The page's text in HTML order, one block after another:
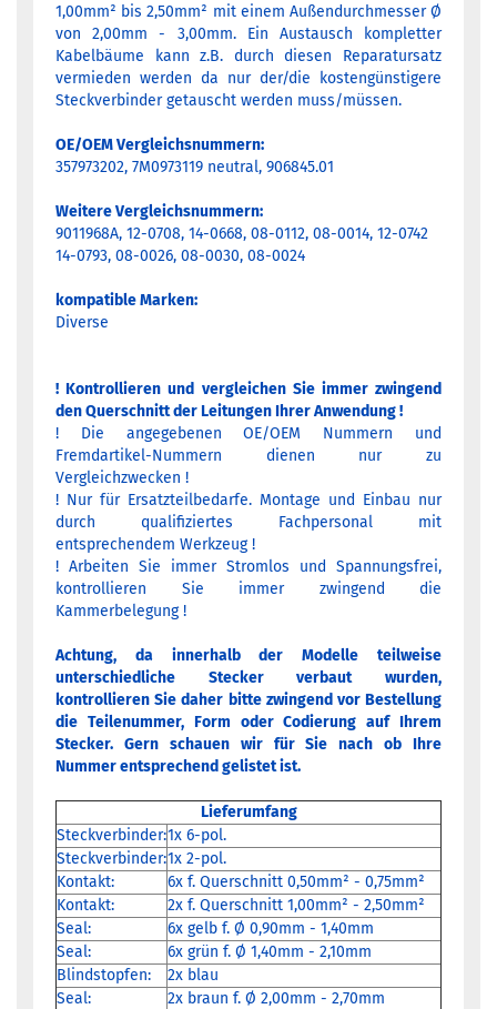
1,00mm² bis 2,50mm² mit einem Außendurchmesser Ø
von 2,00mm - 3,00mm. Ein Austausch kompletter
Kabelbäume kann z.B. durch diesen Reparatursatz
vermieden werden da nur der/die kostengünstigere
Steckverbinder getauscht werden muss/müssen.
OE/OEM Vergleichsnummern:
357973202, 7M0973119 neutral, 906845.01
Weitere Vergleichsnummern:
9011968A, 12-0708, 14-0668, 08-0112, 08-0014, 12-0742
14-0793, 08-0026, 08-0030, 08-0024
kompatible Marken:
Diverse
! Kontrollieren und vergleichen Sie immer zwingend
den Querschnitt der Leitungen Ihrer Anwendung !
! Die angegebenen OE/OEM Nummern und
Fremdartikel-Nummern dienen nur zu
Vergleichzwecken !
! Nur für Ersatzteilbedarfe. Montage und Einbau nur
durch qualifiziertes Fachpersonal mit
entsprechendem Werkzeug !
! Arbeiten Sie immer Stromlos und Spannungsfrei,
kontrollieren Sie immer zwingend die
Kammerbelegung !
Achtung, da innerhalb der Modelle teilweise
unterschiedliche Stecker verbaut wurden,
kontrollieren Sie daher bitte zwingend vor Bestellung
die Teilenummer, Form oder Codierung auf Ihrem
Stecker. Gern schauen wir für Sie nach ob Ihre
Nummer entsprechend gelistet ist.
Lieferumfang
Steckverbinder:1x 6-pol.
Steckverbinder:1x 2-pol.
Kontakt:
6x f. Querschnitt 0,50mm² - 0,75mm²
Kontakt:
2x f. Querschnitt 1,00mm² - 2,50mm²
Seal:
6x gelb f. Ø 0,90mm - 1,40mm
Seal:
6x grün f. Ø 1,40mm - 2,10mm
Blindstopfen:
2x blau
Seal:
2x braun f. Ø 2,00mm - 2,70mm